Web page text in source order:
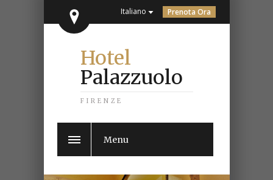
Prenota Ora
Italiano
Hotel
Palazzuolo
FIRENZE
Menu